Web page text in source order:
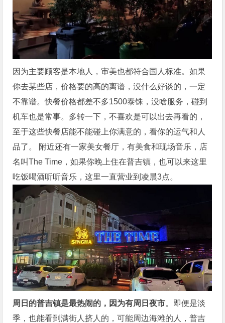
因为主要顾客是本地人，审美也都符合国人标准。如果
你去某些店，价格要的高的离谱，没什么好谈的，一定
不靠谱。快餐价格都差不多1500泰铢，没啥服务，碰到
机车也是常事。多转一下，不喜欢是可以出去再看的，
至于这些快餐店能不能碰上你满意的，看你的运气和人
品了。 附近还有一家美女餐厅，有美食和现场音乐，店
名叫The Time，如果你晚上住在普吉镇，也可以来这里
吃饭喝酒听听音乐，这里一直营业到凌晨3点。
周日的普吉镇是最热闹的，因为有周日夜市。即便是淡
季，也能看到满街人挤人的，可能周边海滩的人，普吉